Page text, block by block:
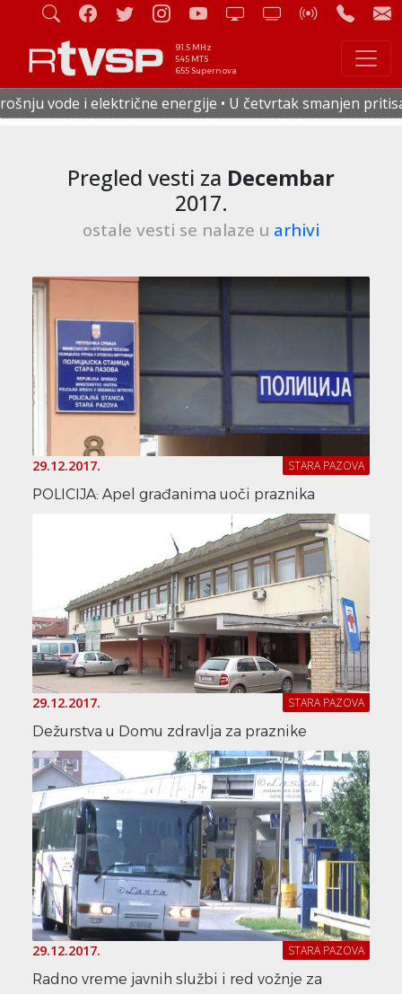
91.5 MHz
545 MTS
655 Supernova
četvrtak smanjen pritisak vode u celoj Staroj Pazovi
Pregled vesti za Decembar
2017.
ostale vesti se nalaze u arhivi
29.12.2017. STARA PAZOVA
POLICIJA: Apel građanima uoči praznika
29.12.2017. STARA PAZOVA
Dežurstva u Domu zdravlja za praznike
29.12.2017. STARA PAZOVA
Radno vreme javnih službi i red vožnje za